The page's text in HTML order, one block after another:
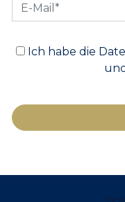
Ich habe die